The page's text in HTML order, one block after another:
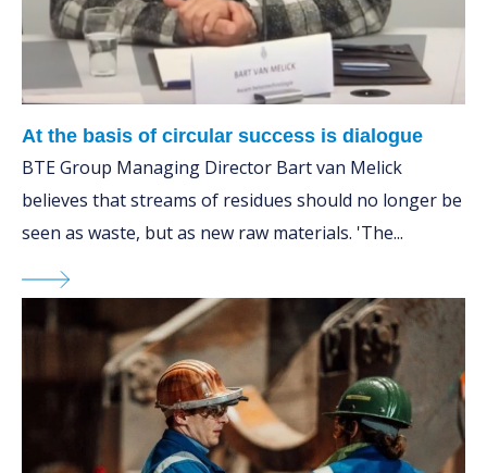
At the basis of circular success is dialogue
BTE Group Managing Director Bart van Melick
believes that streams of residues should no longer be
seen as waste, but as new raw materials. 'The...